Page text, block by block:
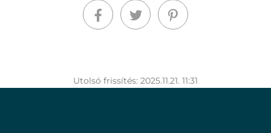
Utolsó frissítés: 2025.11.21. 11:31